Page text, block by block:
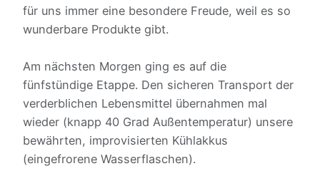
für uns immer eine besondere Freude, weil es so
wunderbare Produkte gibt.
Am nächsten Morgen ging es auf die
fünfstündige Etappe. Den sicheren Transport der
verderblichen Lebensmittel übernahmen mal
wieder (knapp 40 Grad Außentemperatur) unsere
bewährten, improvisierten Kühlakkus
(eingefrorene Wasserflaschen).